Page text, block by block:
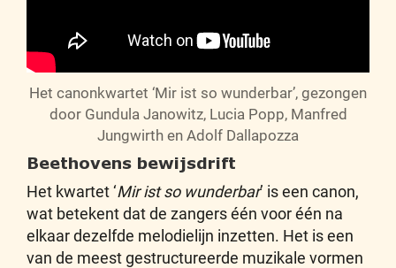
Het canonkwartet ‘Mir ist so wunderbar’, gezongen
door Gundula Janowitz, Lucia Popp, Manfred
Jungwirth en Adolf Dallapozza
Beethovens bewijsdrift
Het kwartet ‘Mir ist so wunderbar’ is een canon,
wat betekent dat de zangers één voor één na
elkaar dezelfde melodielijn inzetten. Het is een
van de meest gestructureerde muzikale vormen